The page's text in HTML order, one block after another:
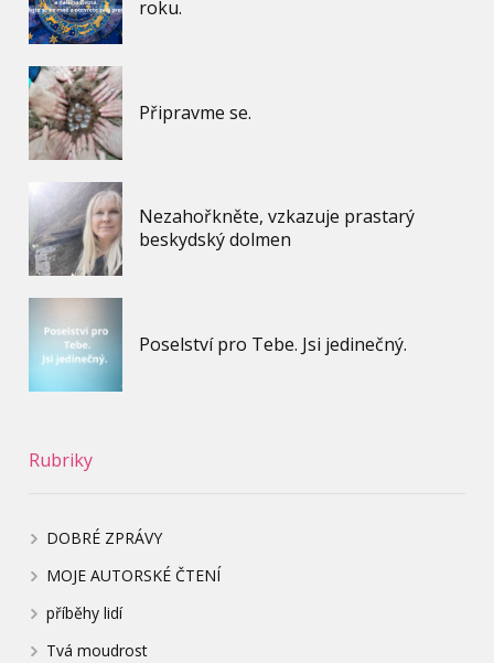
roku.
Připravme se.
Nezahořkněte, vzkazuje prastarý
beskydský dolmen
Poselství pro Tebe. Jsi jedinečný.
Rubriky
DOBRÉ ZPRÁVY
MOJE AUTORSKÉ ČTENÍ
příběhy lidí
Tvá moudrost